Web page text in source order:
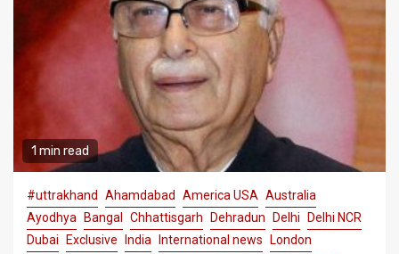
1 min read
#uttrakhand Ahamdabad America USA Australia
Ayodhya
Bangal Chhattisgarh Dehradun Delhi
Delhi NCR
Dubai
Exclusive India International news
London